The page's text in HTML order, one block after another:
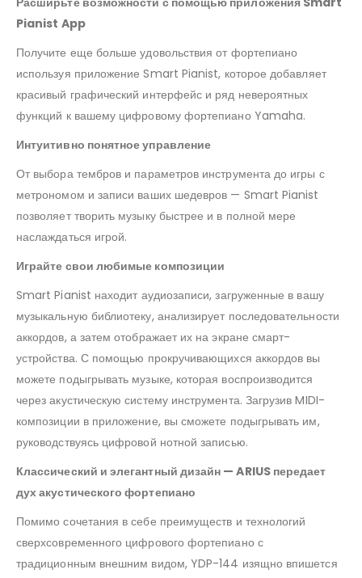
Pianist App
Получите еще больше удовольствия от фортепиано
используя приложение Smart Pianist, которое добавляет
красивый графический интерфейс и ряд невероятных
функций к вашему цифровому фортепиано Yamaha.
Интуитивно понятное управление
От выбора тембров и параметров инструмента до игры с
метрономом и записи ваших шедевров — Smart Pianist
позволяет творить музыку быстрее и в полной мере
наслаждаться игрой.
Играйте свои любимые композиции
Smart Pianist находит аудиозаписи, загруженные в вашу
музыкальную библиотеку, анализирует последовательности
аккордов, а затем отображает их на экране смарт-
устройства. С помощью прокручивающихся аккордов вы
можете подыгрывать музыке, которая воспроизводится
через акустическую систему инструмента. Загрузив MIDI-
композиции в приложение, вы сможете подыгрывать им,
руководствуясь цифровой нотной записью.
Классический и элегантный дизайн — ARIUS передает
дух акустического фортепиано
Помимо сочетания в себе преимуществ и технологий
сверхсовременного цифрового фортепиано с
традиционным внешним видом, YDP-144 изящно впишется